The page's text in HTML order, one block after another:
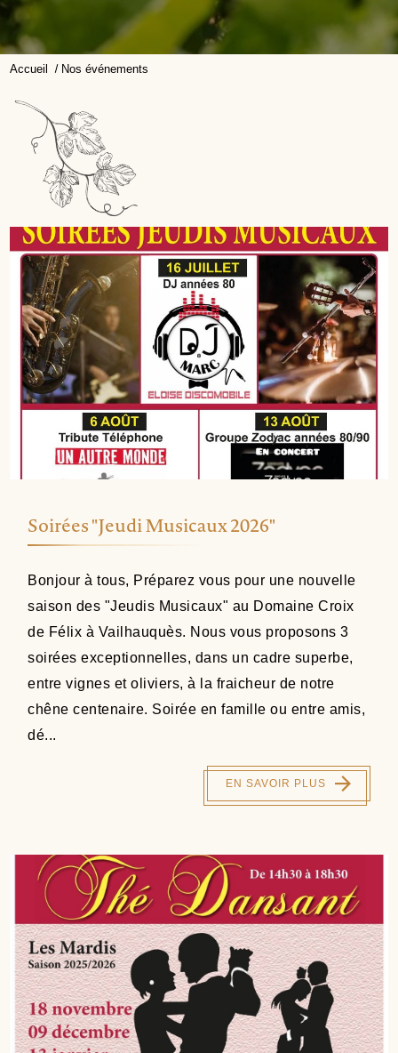
Accueil Nos événements
Soirées "Jeudi Musicaux 2026"
Bonjour à tous, Préparez vous pour une nouvelle
saison des "Jeudis Musicaux" au Domaine Croix
de Félix à Vailhauquès. Nous vous proposons 3
soirées exceptionnelles, dans un cadre superbe,
entre vignes et oliviers, à la fraicheur de notre
chêne centenaire. Soirée en famille ou entre amis,
dé...
EN SAVOIR PLUS